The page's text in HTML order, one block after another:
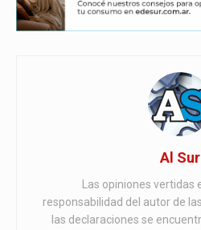
Al Sur
Las opiniones vertidas
responsabilidad del autor de
las declaraciones se